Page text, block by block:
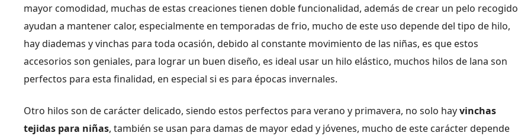
mayor comodidad, muchas de estas creaciones tienen doble funcionalidad, además de crear un pelo recogido
ayudan a mantener calor, especialmente en temporadas de frio, mucho de este uso depende del tipo de hilo,
hay diademas y vinchas para toda ocasión, debido al constante movimiento de las niñas, es que estos
accesorios son geniales, para lograr un buen diseño, es ideal usar un hilo elástico, muchos hilos de lana son
perfectos para esta finalidad, en especial si es para épocas invernales.
Otro hilos son de carácter delicado, siendo estos perfectos para verano y primavera, no solo hayvinchas
tejidas para niñas, también se usan para damas de mayor edad y jóvenes, mucho de este carácter depende